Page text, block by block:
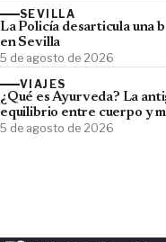
SEVILLA
La Policía desarticula una
en Sevilla
5 de agosto de 2026
VIAJES
¿Qué es Ayurveda? La
equilibrio entre cuerpo y
5 de agosto de 2026